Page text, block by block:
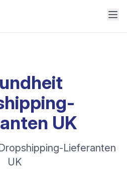
UK
Lieferanten
UK